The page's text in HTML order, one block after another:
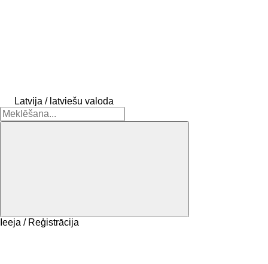
Latvija / latviešu valoda
Ieeja / Reģistrācija